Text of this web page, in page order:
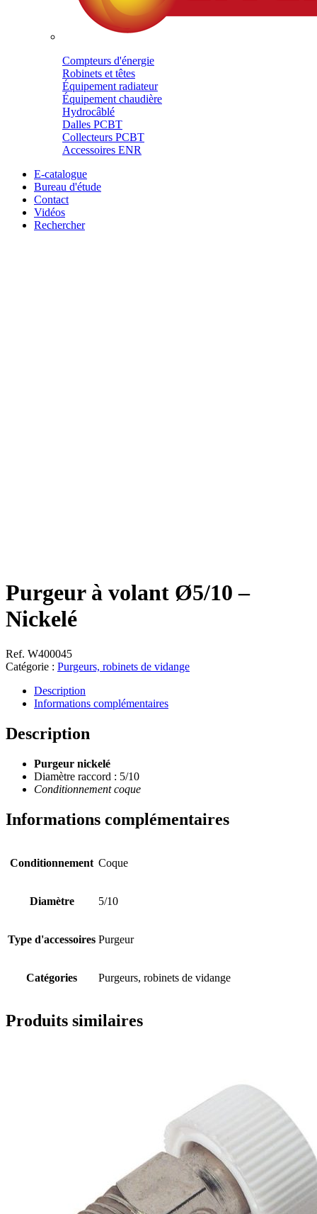
Compteurs d'énergie
Robinets et têtes
Équipement radiateur
Équipement chaudière
Hydrocâblé
Dalles PCBT
Collecteurs PCBT
Accessoires ENR
E-catalogue
Bureau d'étude
Contact
Vidéos
Rechercher
Purgeur à volant Ø5/10 –
Nickelé
Ref. W400045
Catégorie : Purgeurs, robinets de vidange
Description
Informations complémentaires
Description
Purgeur nickelé
Diamètre raccord : 5/10
Conditionnement coque
Informations complémentaires
Conditionnement Coque
Diamètre 5/10
Type d'accessoires Purgeur
Catégories Purgeurs, robinets de vidange
Produits similaires